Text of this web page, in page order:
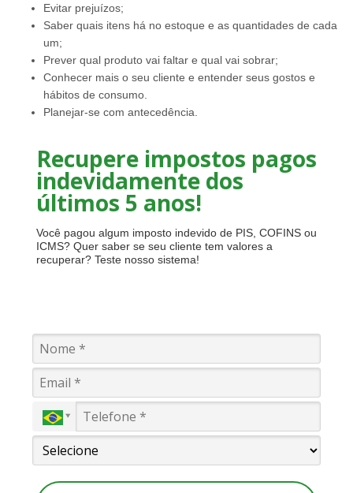
Evitar prejuízos;
Saber quais itens há no estoque e as quantidades de cada
um;
Prever qual produto vai faltar e qual vai sobrar;
Conhecer mais o seu cliente e entender seus gostos e
hábitos de consumo.
Planejar-se com antecedência.
Recupere impostos pagos
indevidamente dos
últimos 5 anos!
Você pagou algum imposto indevido de PIS, COFINS ou
ICMS? Quer saber se seu cliente tem valores a
recuperar? Teste nosso sistema!